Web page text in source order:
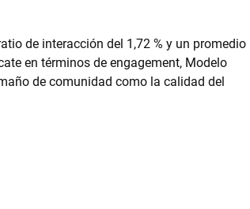
de interacción del 1,72 % y un promedio
en términos de engagement, Modelo
de comunidad como la calidad del